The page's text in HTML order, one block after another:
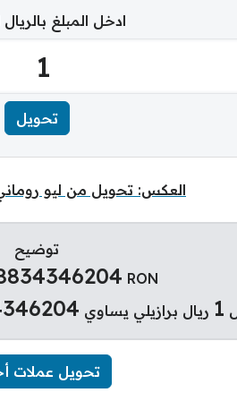
ادخل المبلغ بالريال
العكس: تحويل من ليو روماني
توضيح
RON
1 ريال برازيلي يساوي
تحويل عملات